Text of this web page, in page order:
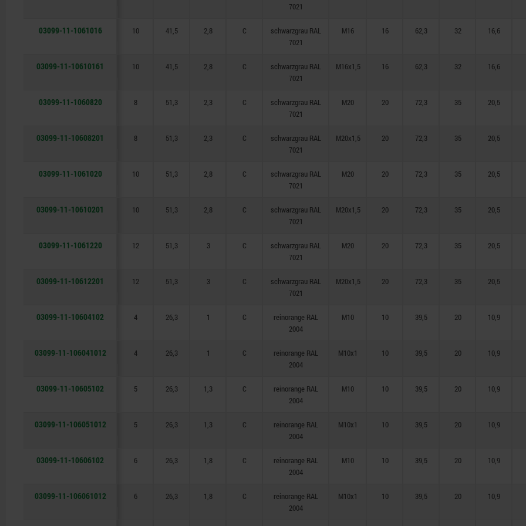
7021
03099-11-1061016 10 41,5 2,8 C
schwarzgrau RAL
7021
M16 16 62,3 32 16,6
03099-11-10610161 10 41,5 2,8 C
schwarzgrau RAL
7021
M16x1,5 16 62,3 32 16,6
03099-11-1060820 8 51,3 2,3 C
schwarzgrau RAL
7021
M20 20 72,3 35 20,5
03099-11-10608201 8 51,3 2,3 C
schwarzgrau RAL
7021
M20x1,5 20 72,3 35 20,5
03099-11-1061020 10 51,3 2,8 C
schwarzgrau RAL
7021
M20 20 72,3 35 20,5
03099-11-10610201 10 51,3 2,8 C
schwarzgrau RAL
7021
M20x1,5 20 72,3 35 20,5
03099-11-1061220 12 51,3 3 C
schwarzgrau RAL
7021
M20 20 72,3 35 20,5
03099-11-10612201 12 51,3 3 C
schwarzgrau RAL
7021
M20x1,5 20 72,3 35 20,5
03099-11-10604102 4 26,3 1 C
reinorange RAL
2004
M10 10 39,5 20 10,9
03099-11-106041012 4 26,3 1 C
reinorange RAL
2004
M10x1 10 39,5 20 10,9
03099-11-10605102 5 26,3 1,3 C
reinorange RAL
2004
M10 10 39,5 20 10,9
03099-11-106051012 5 26,3 1,3 C
reinorange RAL
2004
M10x1 10 39,5 20 10,9
03099-11-10606102 6 26,3 1,8 C
reinorange RAL
2004
M10 10 39,5 20 10,9
03099-11-106061012 6 26,3 1,8 C
reinorange RAL
2004
M10x1 10 39,5 20 10,9